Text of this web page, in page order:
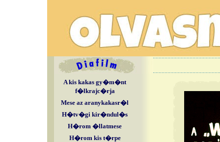
A kis kakas gy�m�nt
f�lkrajc�rja
Mese az aranykakasr�l
H�tv�gi kir�ndul�s
H�rom �llatmese
H�rom kis t�rpe